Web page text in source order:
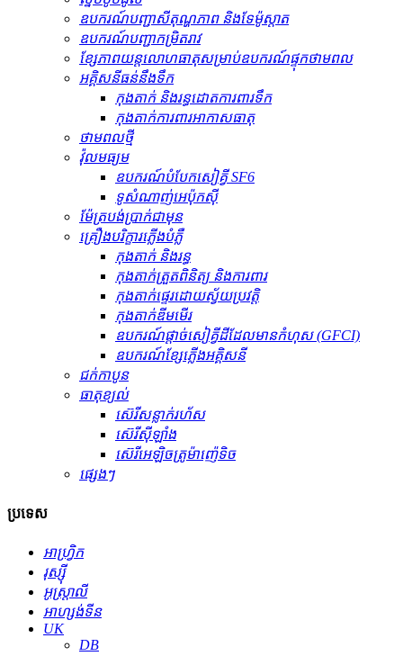
ឧបករណ៍បញ្ជាសីតុណ្ហភាព និងទែម៉ូស្តាត
ឧបករណ៍បញ្ជាកម្រិតរាវ
ខ្សែភាពយន្តលោហធាតុសម្រាប់ឧបករណ៍ផ្ទុកថាមពល
អគ្គិសនីធន់នឹងទឹក
កុងតាក់ និងរន្ធដោតការពារទឹក
កុងតាក់ការពារអាកាសធាតុ
ថាមពលថ្មី
វ៉ុលមធ្យម
ឧបករណ៍បំបែកសៀគ្វី SF6
ទូសំណាញ់អេប៉ុកស៊ី
ម៉ែត្របង់ប្រាក់ជាមុន
គ្រឿងបរិក្ខារភ្លើងបំភ្លឺ
កុងតាក់ និងរន្ធ
កុងតាក់ត្រួតពិនិត្យ និងការពារ
កុងតាក់ផ្ទេរដោយស្វ័យប្រវត្តិ
កុងតាក់ឌីមមើរ
ឧបករណ៍​ផ្តាច់​សៀគ្វី​ដី​ដែល​មាន​កំហុស (GFCI)
ឧបករណ៍ខ្សែភ្លើងអគ្គិសនី
ជក់កាបូន
ធាតុ​ខ្យល់
ស៊េរីសន្លាក់រហ័ស
ស៊េរីស៊ីឡាំង
ស៊េរីអេឡិចត្រូម៉ាញ៉េទិច
ផ្សេងៗ
ប្រទេស
អាហ្វ្រិក
រុស្ស៊ី
អូស្ត្រាលី
អាហ្សង់ទីន
UK
DB